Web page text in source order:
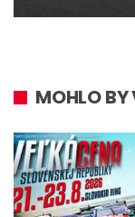
MOHLO